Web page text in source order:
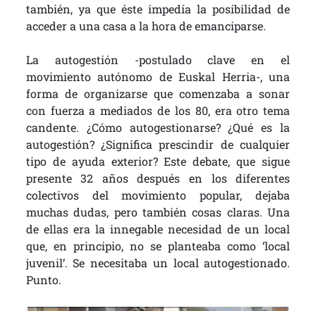
también, ya que éste impedía la posibilidad de
acceder a una casa a la hora de emanciparse.
La autogestión -postulado clave en el
movimiento autónomo de Euskal Herria-, una
forma de organizarse que comenzaba a sonar
con fuerza a mediados de los 80, era otro tema
candente. ¿Cómo autogestionarse? ¿Qué es la
autogestión? ¿Significa prescindir de cualquier
tipo de ayuda exterior? Este debate, que sigue
presente 32 años después en los diferentes
colectivos del movimiento popular, dejaba
muchas dudas, pero también cosas claras. Una
de ellas era la innegable necesidad de un local
que, en principio, no se planteaba como ‘local
juvenil’. Se necesitaba un local autogestionado.
Punto.